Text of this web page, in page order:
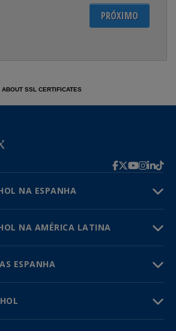
ABOUT SSL CERTIFICATES
NA ESPANHA
NA AMÉRICA LATINA
ESPANHA